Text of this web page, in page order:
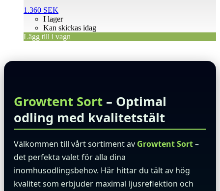
1.360 SEK
I lager
Kan skickas idag
Lägg till i vagn
Growtent Sort – Optimal
odling med kvalitetstält
Välkommen till vårt sortiment av Growtent Sort–
det perfekta valet för alla dina
inomhusodlingsbehov. Här hittar du tält av hög
kvalitet som erbjuder maximal ljusreflektion och